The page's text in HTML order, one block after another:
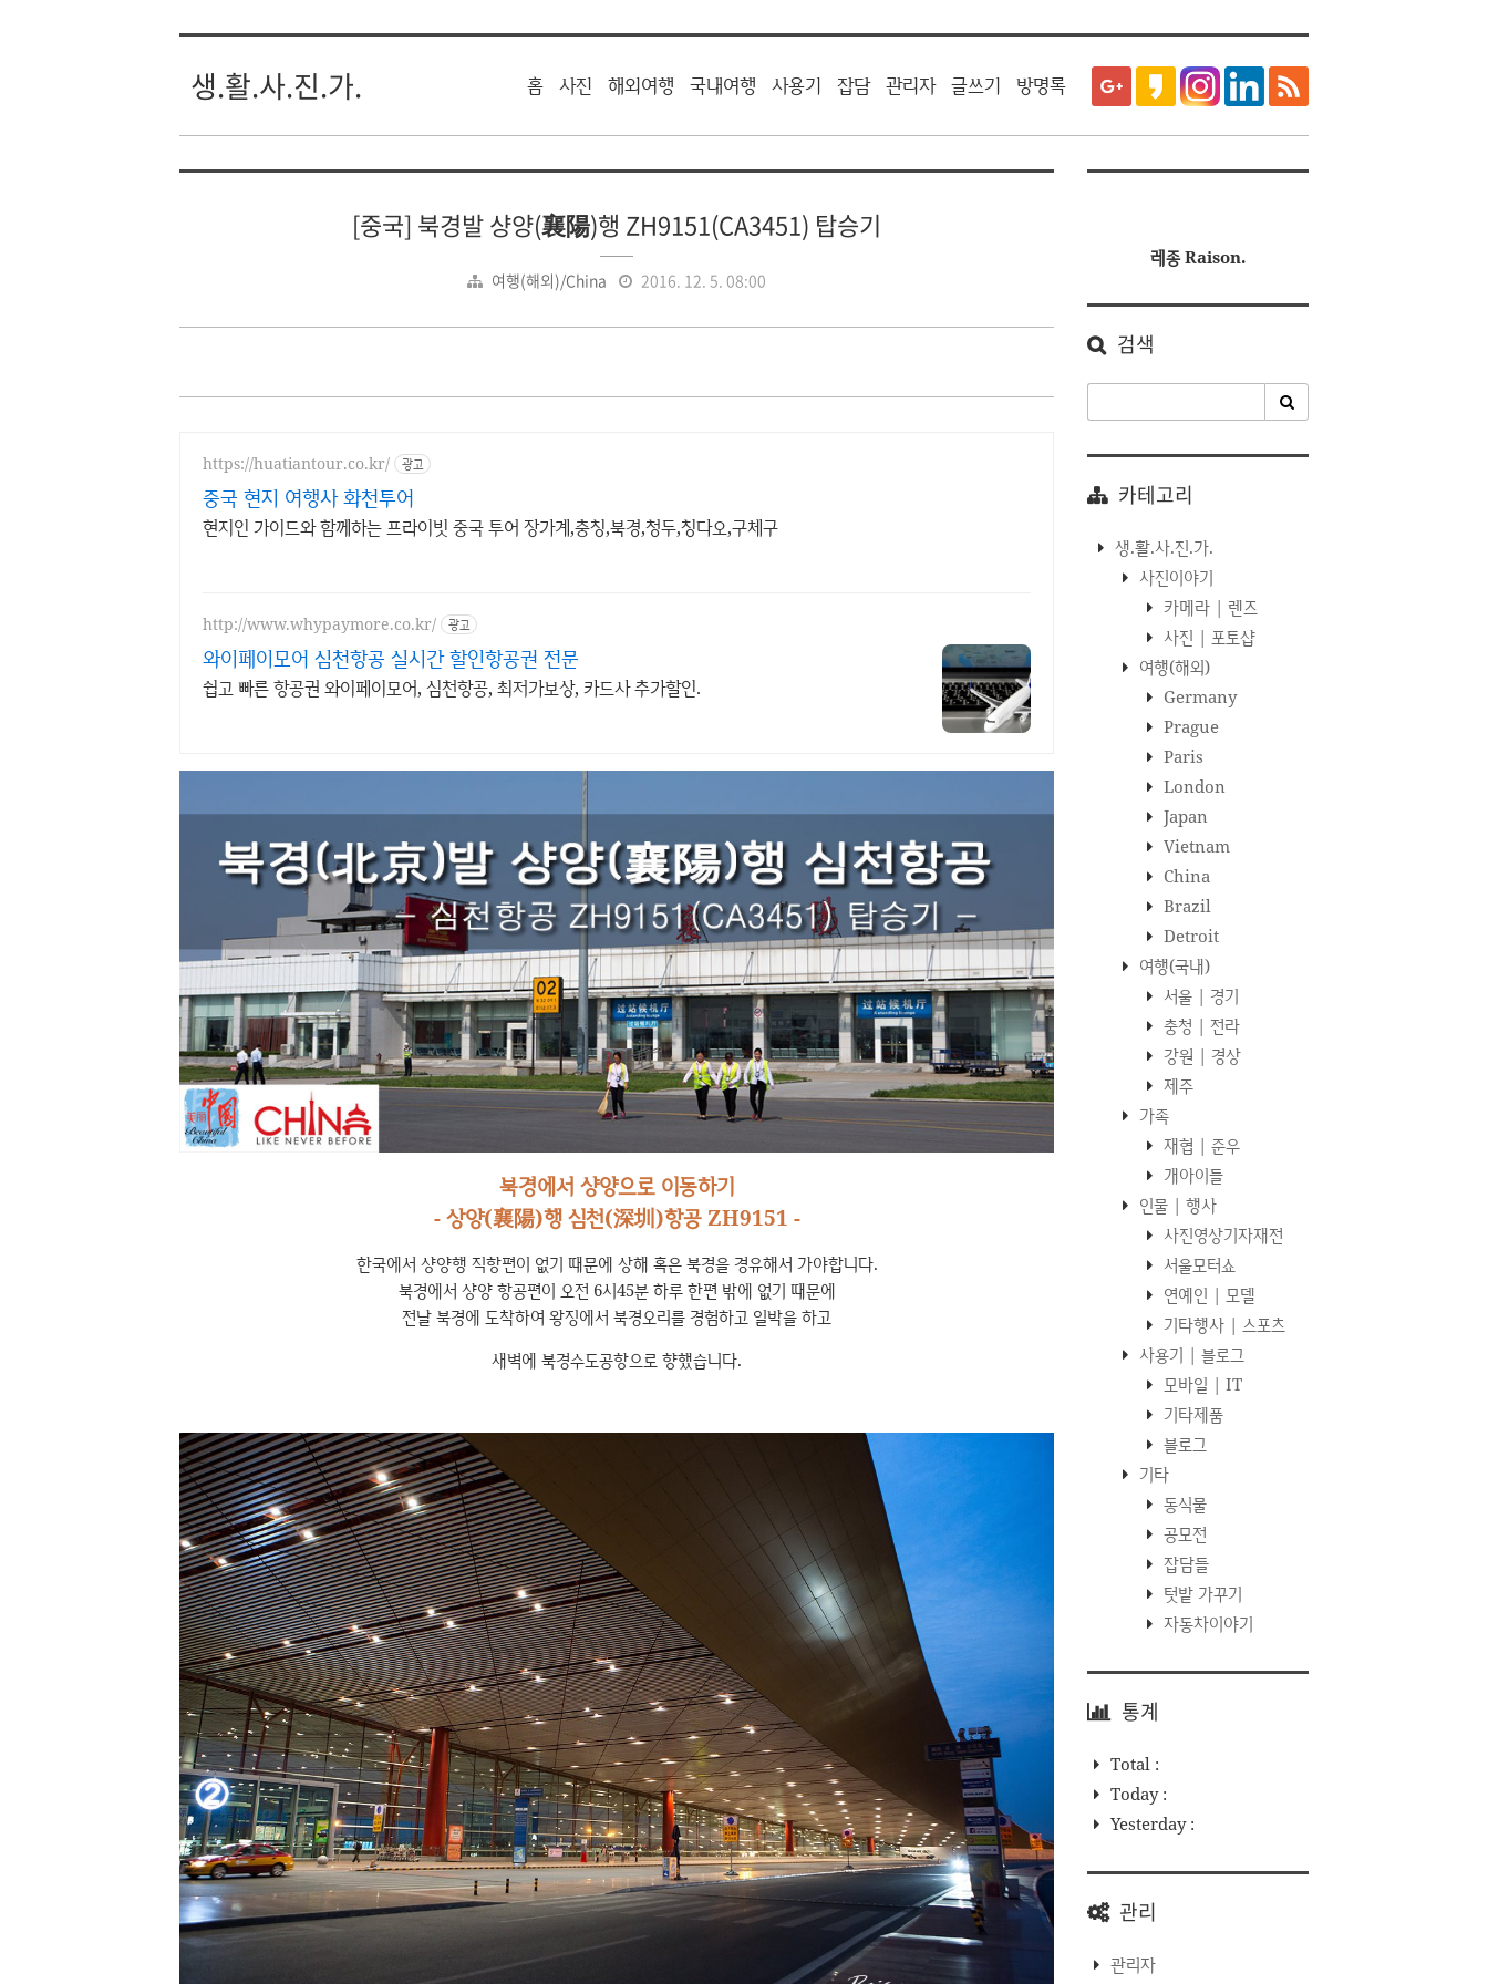
생.활.사.진.가. 홈 사진 해외여행 국내여행 사용기 잡담 관리자 글쓰기 방명록
[중국] 북경발 샹양(襄陽)행 ZH9151(CA3451) 탑승기
여행(해외)/China 2016. 12. 5. 08:00
https://huatiantour.co.kr/ 광고
중국 현지 여행사 화천투어
현지인 가이드와 함께하는 프라이빗 중국 투어 장가계,충칭,북경,청두,칭다오,구체구
http://www.whypaymore.co.kr/ 광고
와이페이모어 심천항공 실시간 할인항공권 전문
쉽고 빠른 항공권 와이페이모어, 심천항공, 최저가보상, 카드사 추가할인.
북경에서 샹양으로 이동하기
- 상양(襄陽)행 심천(深圳)항공 ZH9151 -
한국에서 샹양행 직항편이 없기 때문에 상해 혹은 북경을 경유해서 가야합니다.
북경에서 샹양 항공편이 오전 6시45분 하루 한편 밖에 없기 때문에
전날 북경에 도착하여 왕징에서 북경오리를 경험하고 일박을 하고
새벽에 북경수도공항으로 향했습니다.
레종 Raison.
검색
카테고리
생.활.사.진.가.
사진이야기
카메라 | 렌즈
사진 | 포토샵
여행(해외)
Germany
Prague
Paris
London
Japan
Vietnam
China
Brazil
Detroit
여행(국내)
서울 | 경기
충청 | 전라
강원 | 경상
제주
가족
재협 | 준우
개아이들
인물 | 행사
사진영상기자재전
서울모터쇼
연예인 | 모델
기타행사 | 스포츠
사용기 | 블로그
모바일 | IT
기타제품
블로그
기타
동식물
공모전
잡담들
텃밭 가꾸기
자동차이야기
통계
Total :
Today :
Yesterday :
관리
관리자